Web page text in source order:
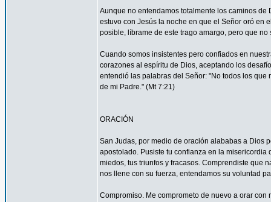
Aunque no entendamos totalmente los caminos
estuvo con Jesús la noche en que el Señor oró en
posible, líbrame de este trago amargo, pero que
Cuando somos insistentes pero confiados en
corazones al espíritu de Dios, aceptando los
entendió las palabras del Señor: "No todos los
de mi Padre." (Mt 7:21)
ORACIÓN
San Judas, por medio de oración alababas a Dios
apostolado. Pusiste tu confianza en la
miedos, tus triunfos y fracasos. Comprendiste que
nos llene con su fuerza, entendamos su voluntad
Compromiso. Me comprometo de nuevo a orar